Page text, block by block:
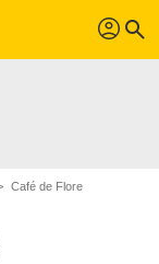
profil search
Café de Flore